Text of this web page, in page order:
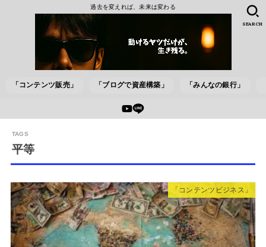
過去を変えれば、未来は変わる
「コンテンツ販売」 「ブログで資産構築」 「みんなの銀行」
SEARCH
平等
「コンテンツビジネス」